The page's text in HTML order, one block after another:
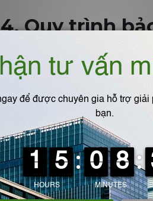
4. Quy trình
Kiểm tra định kỳ: vết nứt,
⏺️ Vệ sinh bể: súc rửa bằng
⏺️Thay thế phụ kiện: gioăng,
Sơn phủ hoặc che chắn:
⏺️Ghi chép bảo trì:theo dõi
5. Giải pháp
⏺️Chọnloại nhựa phù hợp